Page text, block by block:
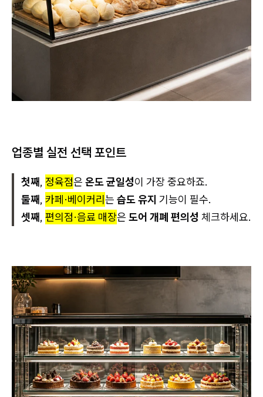
업종별 실전 선택 포인트
첫째, 정육점은 온도 균일성이 가장 중요하죠.
둘째, 카페·베이커리는 습도 유지 기능이 필수.
셋째, 편의점·음료 매장은 도어 개폐 편의성 체크하세요.